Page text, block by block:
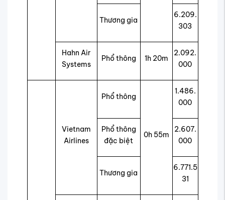
Thương gia
6.209.
303
Hahn Air
Systems
Phổ thông 1h 20m
2.092.
000
Vietnam
Airlines
Phổ thông
0h 55m
1.486.
000
Phổ thông
đặc biệt
2.607.
000
Thương gia
6.771.5
31